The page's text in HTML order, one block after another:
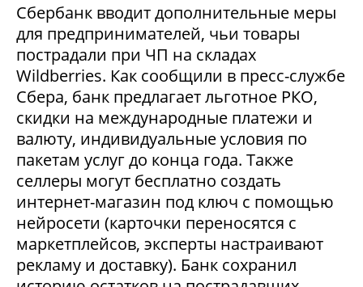
Сбербанк вводит дополнительные меры
для предпринимателей, чьи товары
пострадали при ЧП на складах
Wildberries. Как сообщили в пресс-службе
Сбера, банк предлагает льготное РКО,
скидки на международные платежи и
валюту, индивидуальные условия по
пакетам услуг до конца года. Также
селлеры могут бесплатно создать
интернет-магазин под ключ с помощью
нейросети (карточки переносятся с
маркетплейсов, эксперты настраивают
рекламу и доставку). Банк сохранил